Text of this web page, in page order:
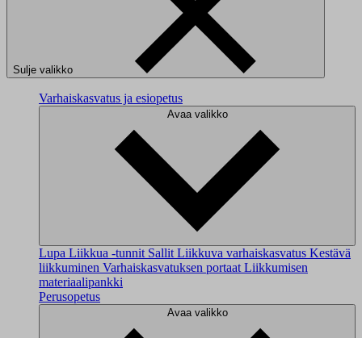
Sulje valikko
Varhaiskasvatus ja esiopetus
Avaa valikko
Lupa Liikkua -tunnit Sallit Liikkuva varhaiskasvatus Kestävä
liikkuminen Varhaiskasvatuksen portaat Liikkumisen
materiaalipankki
Perusopetus
Avaa valikko